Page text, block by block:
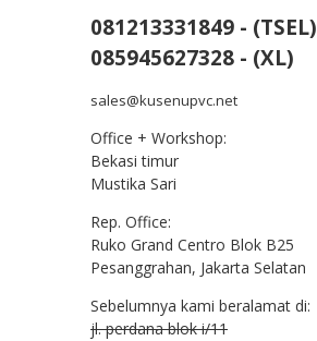
081213331849 - (TSEL)
085945627328 - (XL)
sales@kusenupvc.net
Office + Workshop:
Bekasi timur
Mustika Sari
Rep. Office:
Ruko Grand Centro Blok B25
Pesanggrahan, Jakarta Selatan
Sebelumnya kami beralamat di:
jl. perdana blok i/11